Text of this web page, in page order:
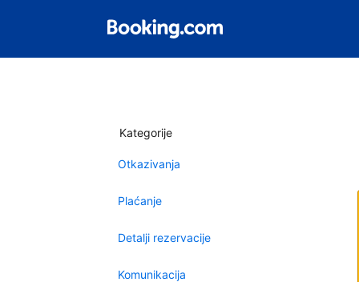
Kategorije
Otkazivanja
Plaćanje
Detalji rezervacije
Komunikacija